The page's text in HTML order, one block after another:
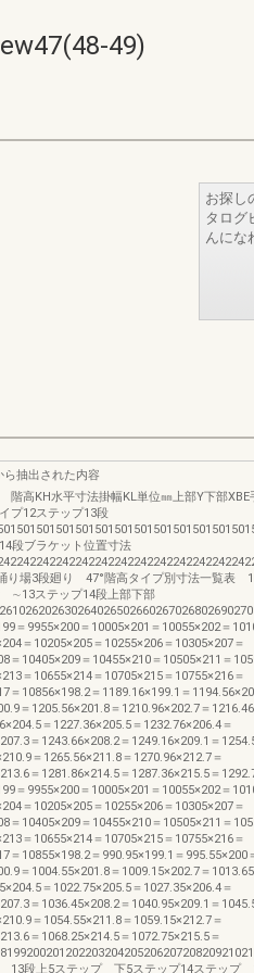
49)
お探し
タログ
んにな
ら抽出された内容
階高KH水平寸法掛幅KL単位㎜上部Y下部XBE
プ12ステップ13段
段ブラケット位置寸法
り場3段廻り 47°階高タイプ別寸法一覧表
∼13ステップ14段上部下部
＝9955×200＝10005×201＝10055×202＝
＝10205×205＝10255×206＝10305×207＝
＝10405×209＝10455×210＝10505×211＝
＝10655×214＝10705×215＝10755×216＝
＝10856×198.2＝1189.16×199.1＝
＝1205.56×201.8＝1210.96×202.7＝
＝1227.36×205.5＝1232.76×206.4＝
＝1243.66×208.2＝1249.16×209.1＝
＝1265.56×211.8＝1270.96×212.7＝
＝1281.86×214.5＝1287.36×215.5＝
＝9955×200＝10005×201＝10055×202＝
＝10205×205＝10255×206＝10305×207＝
＝10405×209＝10455×210＝10505×211＝
＝10655×214＝10705×215＝10755×216＝
＝10855×198.2＝990.95×199.1＝995.55×200
＝1004.55×201.8＝1009.15×202.7＝
＝1022.75×205.5＝1027.35×206.4＝
＝1036.45×208.2＝1040.95×209.1＝
＝1054.55×211.8＝1059.15×212.7＝
＝1068.25×214.5＝1072.75×215.5＝
13段上5ステップ 下5ステップ14ステップ